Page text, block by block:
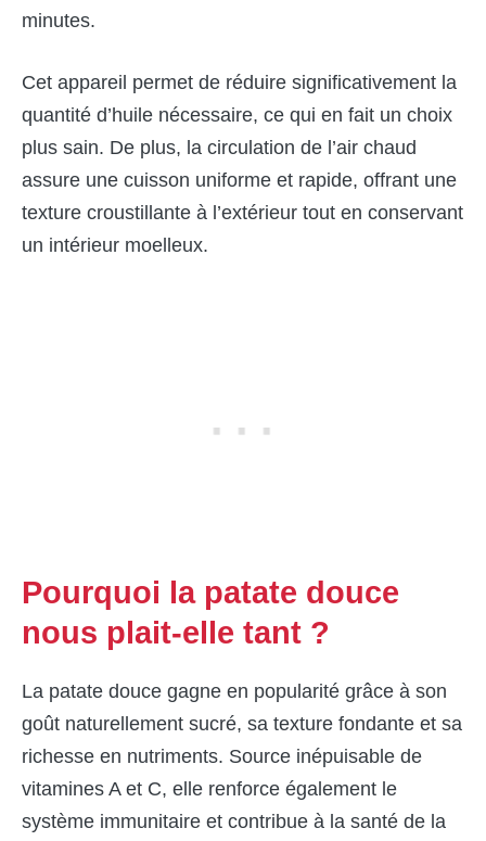
minutes.
Cet appareil permet de réduire significativement la
quantité d’huile nécessaire, ce qui en fait un choix
plus sain. De plus, la circulation de l’air chaud
assure une cuisson uniforme et rapide, offrant une
texture croustillante à l’extérieur tout en conservant
un intérieur moelleux.
Pourquoi la patate douce
nous plait-elle tant ?
La patate douce gagne en popularité grâce à son
goût naturellement sucré, sa texture fondante et sa
richesse en nutriments. Source inépuisable de
vitamines A et C, elle renforce également le
système immunitaire et contribue à la santé de la